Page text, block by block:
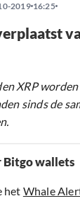
2019 16:25
XRP
sinds de
Bitgo wallets
het Whale